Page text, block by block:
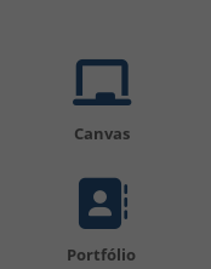
Canvas
Portfólio